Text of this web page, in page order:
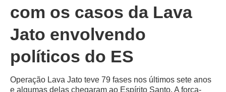
com os casos da Lava
Jato envolvendo
políticos do ES
Operação Lava Jato teve 79 fases nos últimos sete anos
e algumas delas chegaram ao Espírito Santo. A força-